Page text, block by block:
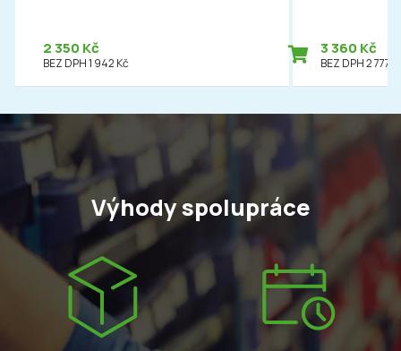
2 350 Kč
BEZ DPH 1 942 Kč
3 360 Kč
BEZ DPH 2 777
Výhody spolupráce